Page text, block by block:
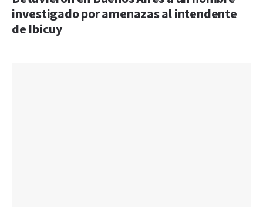
investigado por amenazas al intendente
de Ibicuy